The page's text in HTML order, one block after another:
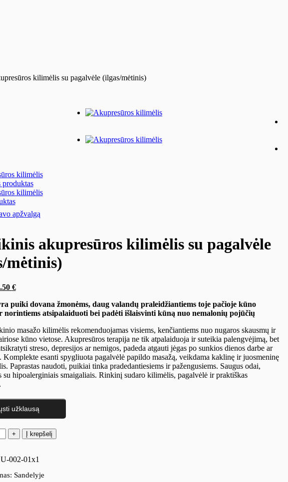
kilimėlis su pagalvėle (ilgas/mėtinis)
produktas
apžvalgą
akupresūros kilimėlis su pagalvėle
mėtinis)
€.
€Current
is:
31.50 €.
puiki dovana žmonėms, daug valandų praleidžiantiems toje pačioje kūno
norintiems atsipalaiduoti bei padėti išlaisvinti kūną nuo nemalonių pojūčių
masažo kilimėlis rekomenduojamas visiems, kenčiantiems nuo nugaros skausmų ir
kūno vietose. Akupresūros terapija ne tik atpalaiduoja ir suteikia palengvėjimą, bet
streso, depresijos ar nemigos, padeda atgauti jėgas po sunkios dienos darbe ar
Komplekte esanti spygliuota pagalvėlė papildo masažą, veikdama kaklinę ir juosmeninę
Paprastas naudoti, puikiai tinka pradedantiesiems ir pažengusiems. Saugus odai,
su hipoalerginiais smaigaliais. Rinkinį sudaro kilimėlis, pagalvėlė ir praktiškas
užklausą
Į krepšelį
002-01x1
Sandelyje